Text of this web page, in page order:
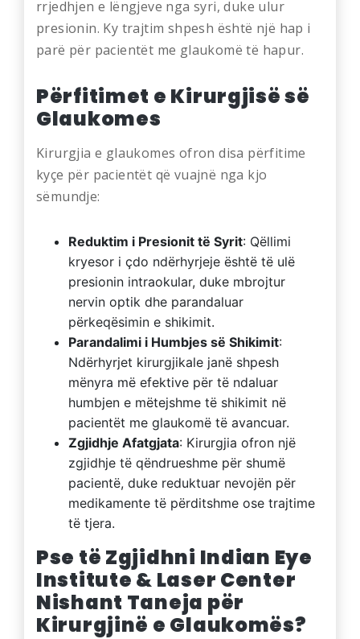
rrjedhjen e lëngjeve nga syri, duke ulur
presionin. Ky trajtim shpesh është një hap i
parë për pacientët me glaukomë të hapur.
Përfitimet e Kirurgjisë së
Glaukomes
Kirurgjia e glaukomes ofron disa përfitime
kyçe për pacientët që vuajnë nga kjo
sëmundje:
Reduktim i Presionit të Syrit: Qëllimi
kryesor i çdo ndërhyrjeje është të ulë
presionin intraokular, duke mbrojtur
nervin optik dhe parandaluar
përkeqësimin e shikimit.
Parandalimi i Humbjes së Shikimit:
Ndërhyrjet kirurgjikale janë shpesh
mënyra më efektive për të ndaluar
humbjen e mëtejshme të shikimit në
pacientët me glaukomë të avancuar.
Zgjidhje Afatgjata: Kirurgjia ofron një
zgjidhje të qëndrueshme për shumë
pacientë, duke reduktuar nevojën për
medikamente të përditshme ose trajtime
të tjera.
Pse të Zgjidhni Indian Eye
Institute & Laser Center
Nishant Taneja për
Kirurgjinë e Glaukomës?